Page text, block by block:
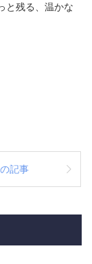
と残る、温かな
記事